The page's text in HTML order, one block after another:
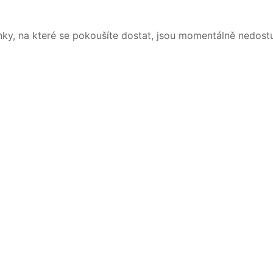
na které se pokoušíte dostat, jsou momentálně